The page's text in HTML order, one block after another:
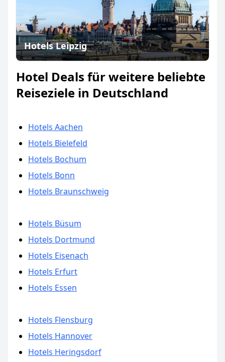
Hotels Leipzig
Hotel Deals für weitere beliebte
Reiseziele in Deutschland
Hotels Aachen
Hotels Bielefeld
Hotels Bochum
Hotels Bonn
Hotels Braunschweig
Hotels Büsum
Hotels Dortmund
Hotels Eisenach
Hotels Erfurt
Hotels Essen
Hotels Flensburg
Hotels Hannover
Hotels Heringsdorf